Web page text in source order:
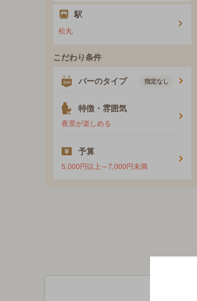
駅
松丸
こだわり条件
バーのタイプ 指定なし
特徴・雰囲気
夜景が楽しめる
予算
5,000円以上～7,000円未満